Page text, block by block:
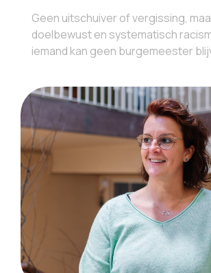
Geen uitschuiver of vergissing,
doelbewust en systematisch
iemand kan geen burgemeester